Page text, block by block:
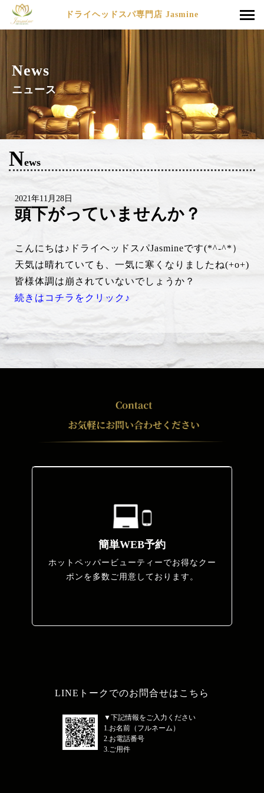
ドライヘッドスパ専門店 Jasmine
News
ニュース
News
2021年11月28日
頭下がっていませんか？
こんにちは♪ドライヘッドスパJasmineです(*^-^*）
天気は晴れていても、一気に寒くなりましたね(+o+)
皆様体調は崩されていないでしょうか？
続きはコチラをクリック♪
簡単WEB予約
ホットペッパービューティーでお得なクー
ポンを多数ご用意しております。
LINEトークでのお問合せはこちら
▼下記情報をご入力ください
1.お名前（フルネーム）
2.お電話番号
3.ご用件